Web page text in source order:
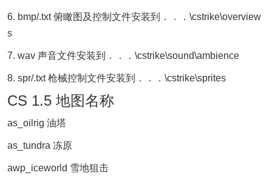
6. bmp/.txt 俯瞰图及控制文件安装到．．．\cstrike\overview
s
7. wav 声音文件安装到．．．\cstrike\sound\ambience
8. spr/.txt 枪械控制文件安装到．．．\cstrike\sprites
CS 1.5 地图名称
as_oilrig 油塔
as_tundra 冻原
awp_iceworld 雪地狙击